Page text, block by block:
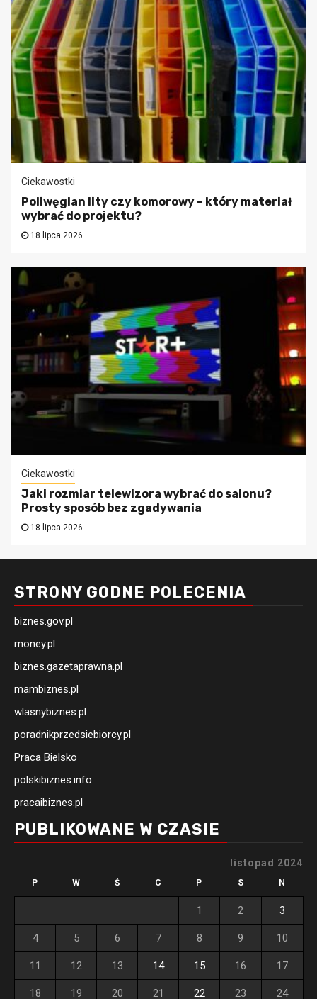
Ciekawostki
Poliwęglan lity czy komorowy – który materiał
wybrać do projektu?
18 lipca 2026
Ciekawostki
Jaki rozmiar telewizora wybrać do salonu?
Prosty sposób bez zgadywania
18 lipca 2026
STRONY GODNE POLECENIA
biznes.gov.pl
money.pl
biznes.gazetaprawna.pl
mambiznes.pl
wlasnybiznes.pl
poradnikprzedsiebiorcy.pl
Praca Bielsko
polskibiznes.info
pracaibiznes.pl
PUBLIKOWANE W CZASIE
listopad 2024
P W Ś C P S N
1 2 3
4 5 6 7 8 9 10
11 12 13 14 15 16 17
18 19 20 21 22 23 24